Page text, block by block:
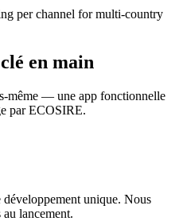
per channel for multi-country
en main
même — une app fonctionnelle
par ECOSIRE.
unique. Nous
lancement.